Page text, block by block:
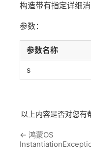
构造带有指定详细
参数：
参数名称
s
以上内容是否对您有
← 鸿蒙OS